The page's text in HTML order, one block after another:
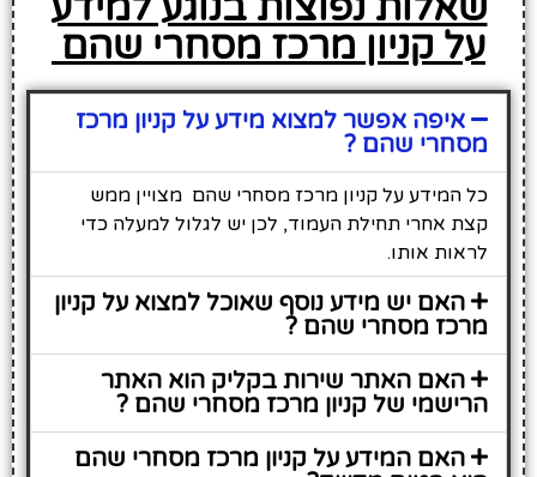
על קניון מרכז מסחרי שהם
איפה אפשר למצוא מידע על קניון מרכז
מסחרי שהם ?
כל המידע על קניון מרכז מסחרי שהם מצויין ממש
קצת אחרי תחילת העמוד, לכן יש לגלול למעלה כדי
לראות אותו.
האם יש מידע נוסף שאוכל למצוא על קניון
מרכז מסחרי שהם ?
האם האתר שירות בקליק הוא האתר
הרישמי של קניון מרכז מסחרי שהם ?
האם המידע על קניון מרכז מסחרי שהם